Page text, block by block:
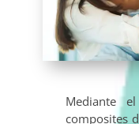
Mediante
composites